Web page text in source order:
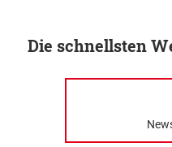
Die schnellsten